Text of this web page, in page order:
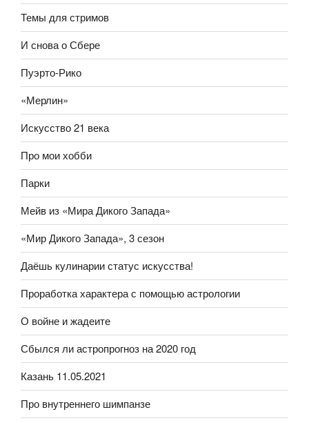
Темы для стримов
И снова о Сбере
Пуэрто-Рико
«Мерлин»
Искусство 21 века
Про мои хобби
Парки
Мейв из «Мира Дикого Запада»
«Мир Дикого Запада», 3 сезон
Даёшь кулинарии статус искусства!
Проработка характера с помощью астрологии
О войне и жадеите
Сбылся ли астропрогноз на 2020 год
Казань 11.05.2021
Про внутреннего шимпанзе